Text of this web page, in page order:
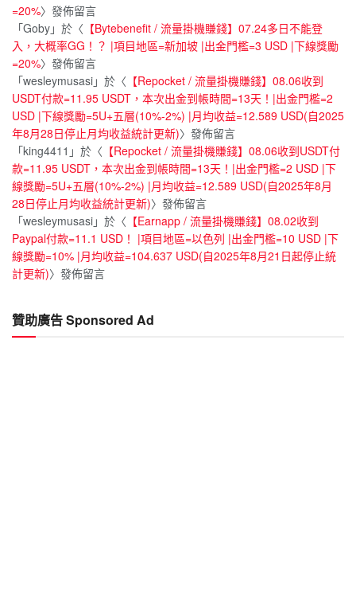
=20%〉發佈留言
「Goby」於〈 【Bytebenefit / 流量掛機賺錢】07.24多日不能登
入，大概率GG！？ |項目地區=新加坡 |出金門檻=3 USD |下線獎勵
=20%〉發佈留言
「wesleymusasi」於〈 【Repocket / 流量掛機賺錢】08.06收到
USDT付款=11.95 USDT，本次出金到帳時間=13天！|出金門檻=2
USD |下線獎勵=5U+五層(10%-2%) |月均收益=12.589 USD(自2025
年8月28日停止月均收益統計更新)〉發佈留言
「king4411 」於〈 【Repocket / 流量掛機賺錢】08.06收到USDT付
款=11.95 USDT，本次出金到帳時間=13天！|出金門檻=2 USD |下
線獎勵=5U+五層(10%-2%) |月均收益=12.589 USD(自2025年8月
28日停止月均收益統計更新)〉發佈留言
「wesleymusasi」於〈 【Earnapp / 流量掛機賺錢】08.02收到
Paypal付款=11.1 USD！ |項目地區=以色列 |出金門檻=10 USD |下
線獎勵=10% |月均收益=104.637 USD(自2025年8月21日起停止統
計更新)〉發佈留言
贊助廣告 Sponsored Ad